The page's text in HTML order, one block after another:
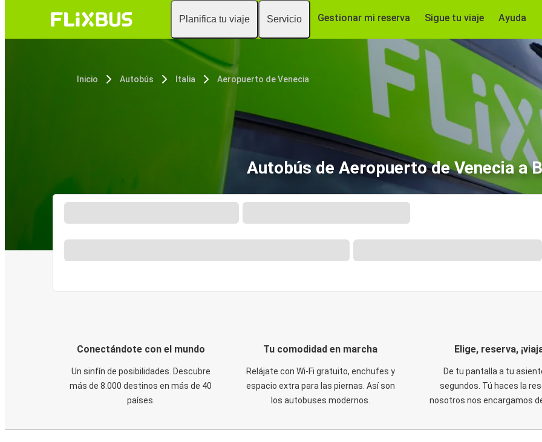
Planifica tu viaje Servicio Gestionar mi reserva Sigue tu viaje Ayuda
Inicio Autobús Italia Aeropuerto de Venecia
Autobús de Aeropuerto de Venecia a
Conectándote con el mundo
Un sinfín de posibilidades. Descubre
más de 8.000 destinos en más de 40
países.
Tu comodidad en marcha
Relájate con Wi-Fi gratuito, enchufes y
espacio extra para las piernas. Así son
los autobuses modernos.
Elige, reserva,
De tu pantalla a tu
segundos. Tú haces la
nosotros nos encargamos